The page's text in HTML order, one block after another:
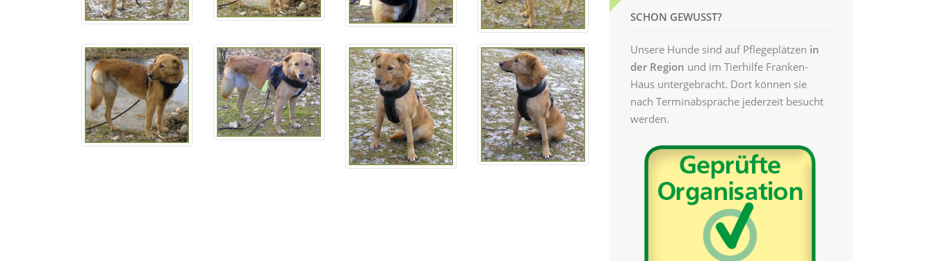
SCHON GEWUSST?
Unsere Hunde sind auf Pflegeplätzen in
der Region und im Tierhilfe Franken-
Haus untergebracht. Dort können sie
nach Terminabsprache jederzeit besucht
werden.